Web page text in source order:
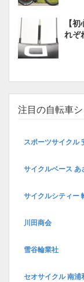
【
れぞ
注目の自転車
スポーツサイクル
サイクルベース あ
サイクルシティー
川田商会
雪谷輪業社
セオサイクル 南浦